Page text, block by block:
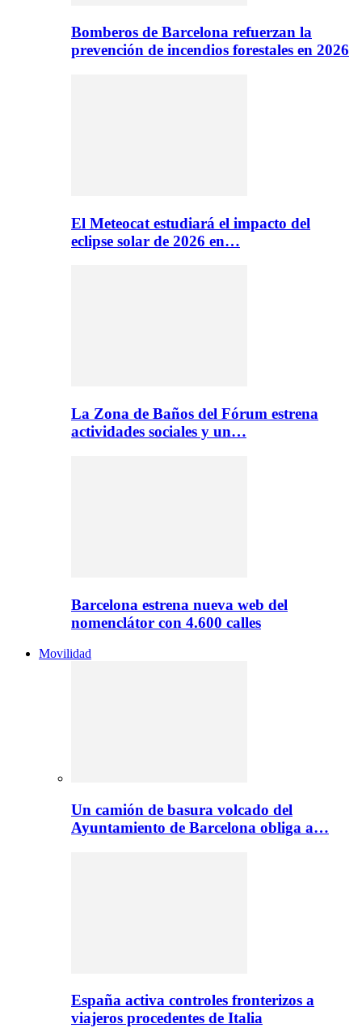
Bomberos de Barcelona refuerzan la
prevención de incendios forestales en 2026
El Meteocat estudiará el impacto del
eclipse solar de 2026 en…
La Zona de Baños del Fórum estrena
actividades sociales y un…
Barcelona estrena nueva web del
nomenclátor con 4.600 calles
Movilidad
Un camión de basura volcado del
Ayuntamiento de Barcelona obliga a…
España activa controles fronterizos a
viajeros procedentes de Italia